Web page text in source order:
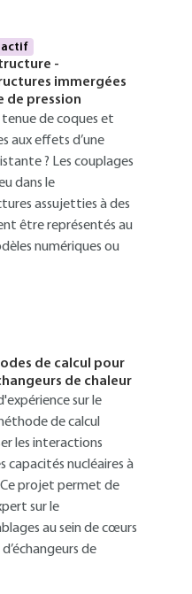
-
immergées
de pression
de coques et
aux effets d’une
? Les couplages
dans le
assujetties à des
être représentés au
numériques ou
de calcul pour
de chaleur
sur le
de calcul
les interactions
capacités nucléaires à
projet permet de
sur le
au sein de cœurs
de